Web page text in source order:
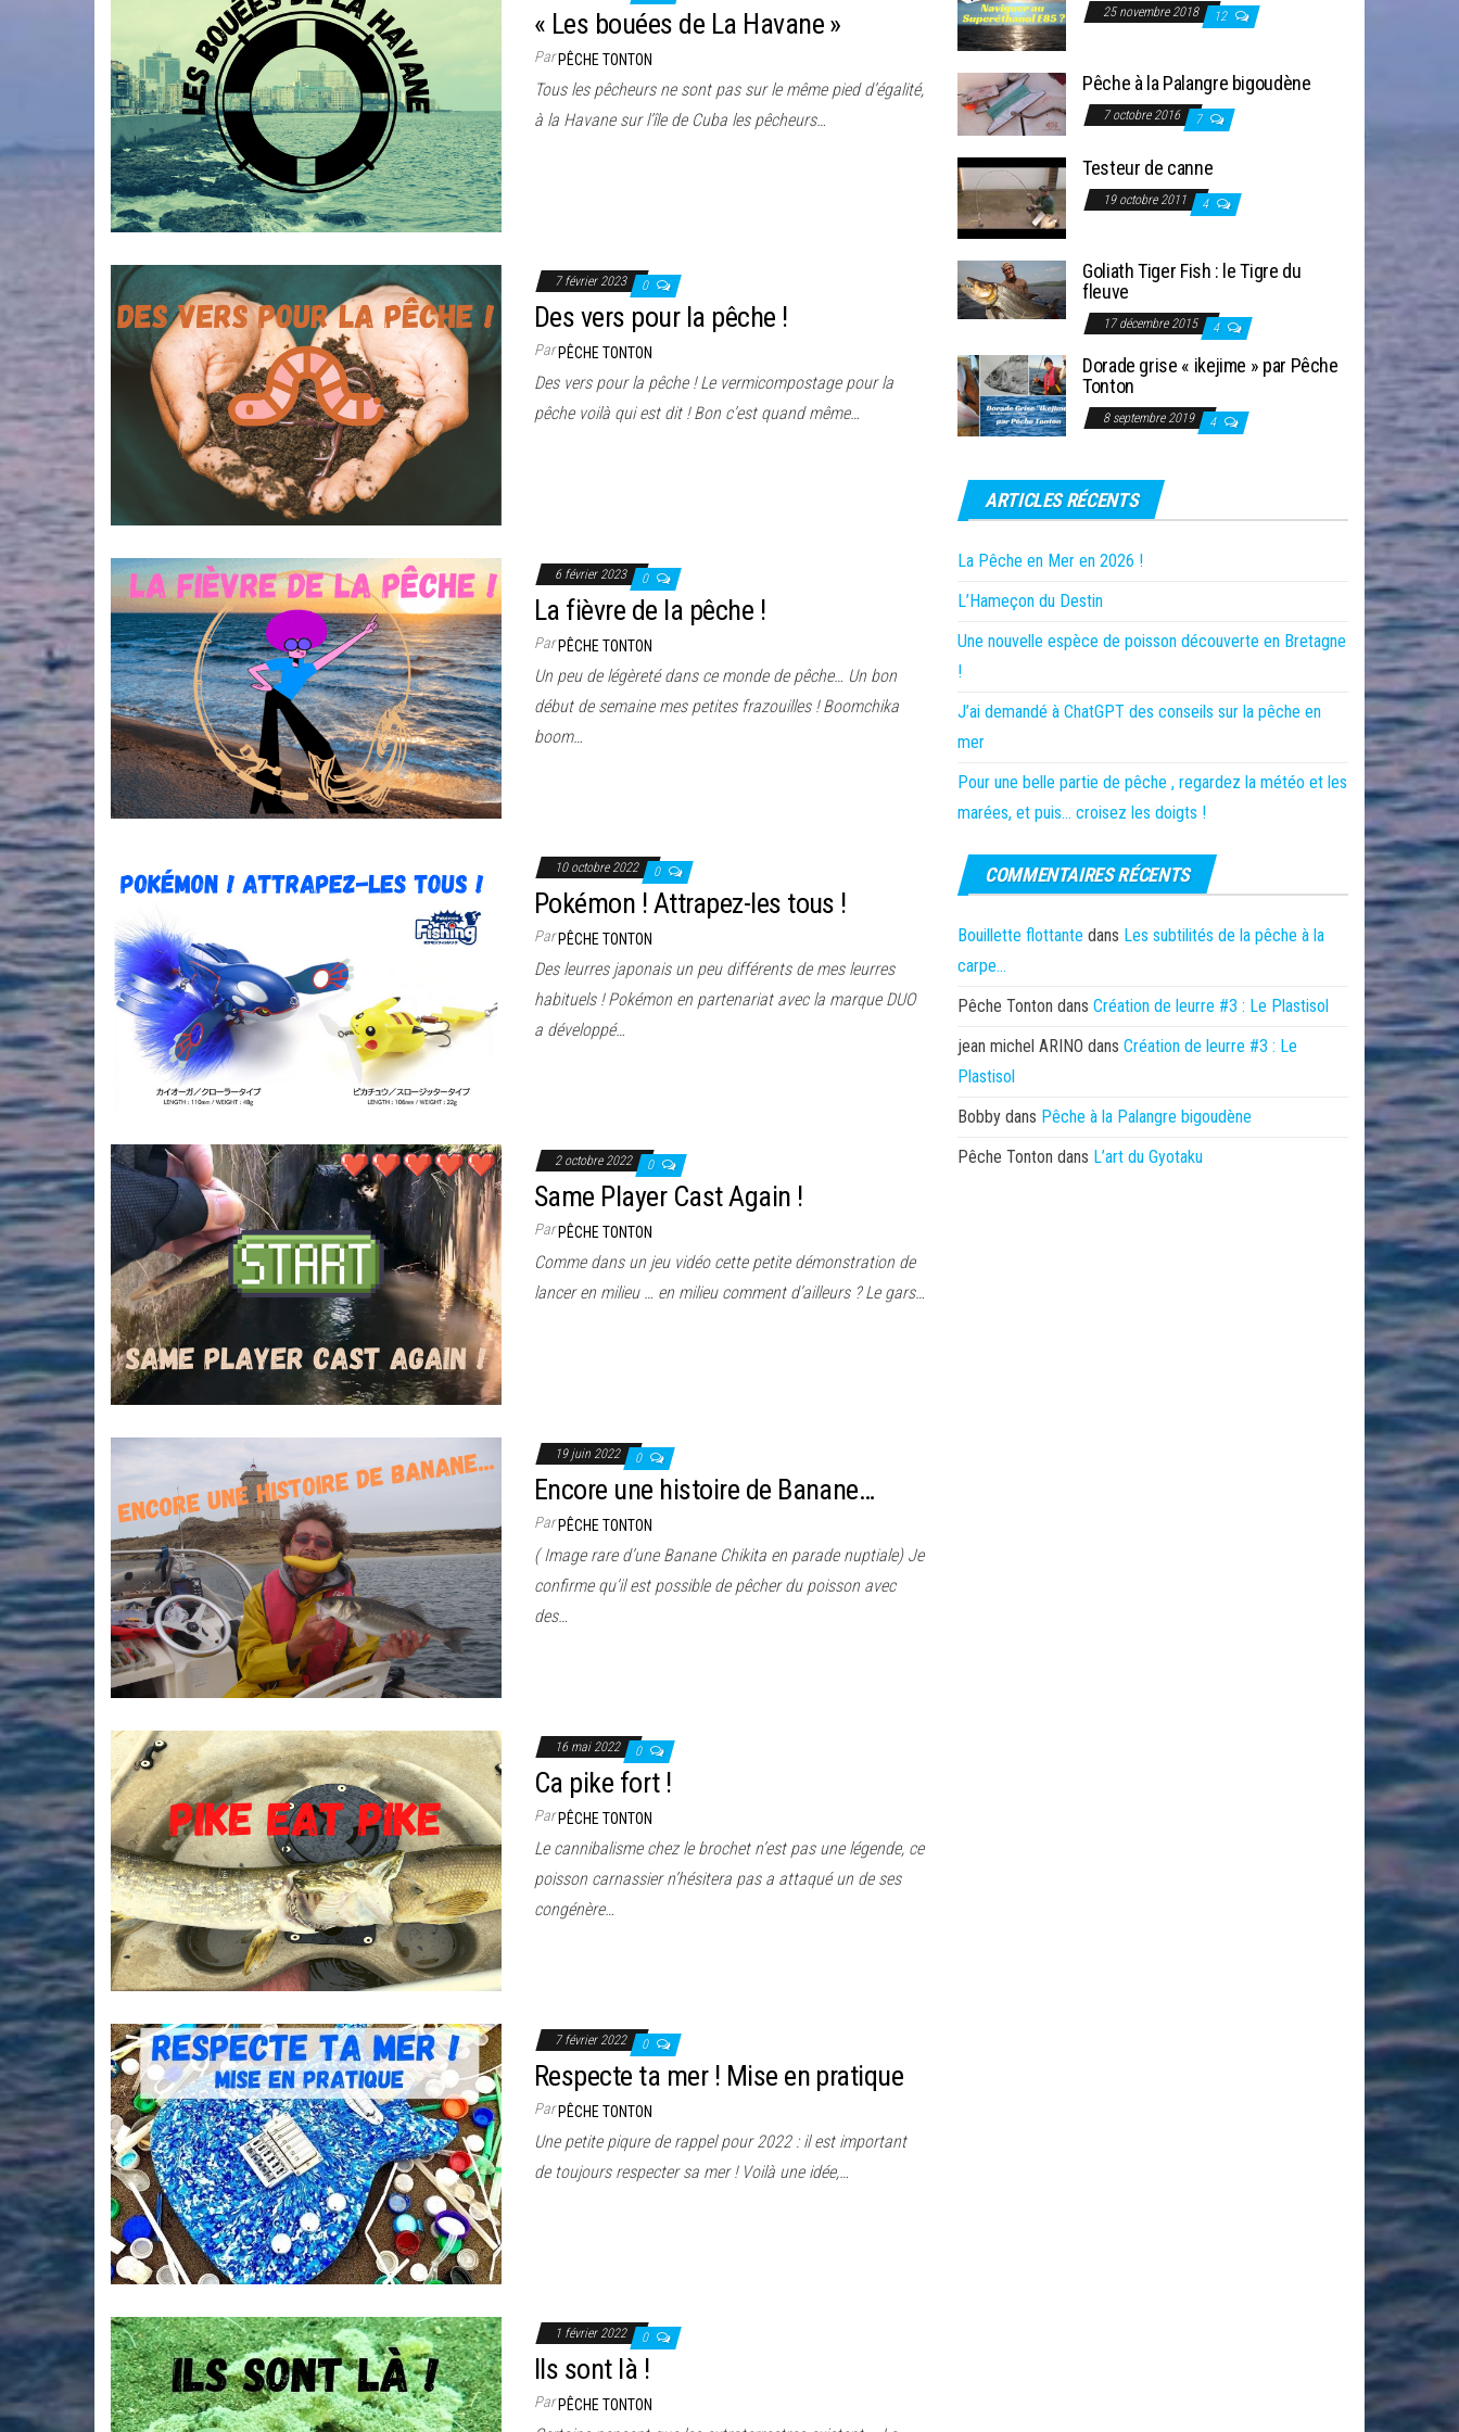
« Les bouées de La Havane »
ParPÊCHE TONTON
Tous les pêcheurs ne sont pas sur le même pied d’égalité,
à la Havane sur l’île de Cuba les pêcheurs…
7 février 2023 0
Des vers pour la pêche !
ParPÊCHE TONTON
Des vers pour la pêche ! Le vermicompostage pour la
pêche voilà qui est dit ! Bon c’est quand même…
6 février 2023 0
La fièvre de la pêche !
ParPÊCHE TONTON
Un peu de légèreté dans ce monde de pêche… Un bon
début de semaine mes petites frazouilles ! Boomchika
boom…
10 octobre 2022 0
Pokémon ! Attrapez-les tous !
ParPÊCHE TONTON
Des leurres japonais un peu différents de mes leurres
habituels ! Pokémon en partenariat avec la marque DUO
a développé…
2 octobre 2022 0
Same Player Cast Again !
ParPÊCHE TONTON
Comme dans un jeu vidéo cette petite démonstration de
lancer en milieu … en milieu comment d’ailleurs ? Le gars…
19 juin 2022 0
Encore une histoire de Banane…
ParPÊCHE TONTON
( Image rare d’une Banane Chikita en parade nuptiale) Je
confirme qu’il est possible de pêcher du poisson avec
des…
16 mai 2022 0
Ca pike fort !
ParPÊCHE TONTON
Le cannibalisme chez le brochet n’est pas une légende, ce
poisson carnassier n’hésitera pas a attaqué un de ses
congénère…
7 février 2022 0
Respecte ta mer ! Mise en pratique
ParPÊCHE TONTON
Une petite piqure de rappel pour 2022 : il est important
de toujours respecter sa mer ! Voilà une idée,…
1 février 2022 0
Ils sont là !
ParPÊCHE TONTON
25 novembre 2018 12
Pêche à la Palangre bigoudène
7 octobre 2016 7
Testeur de canne
19 octobre 2011 4
Goliath Tiger Fish : le Tigre du
fleuve
17 décembre 2015 4
Dorade grise « ikejime » par Pêche
Tonton
8 septembre 2019 4
ARTICLES RÉCENTS
La Pêche en Mer en 2026 !
L’Hameçon du Destin
Une nouvelle espèce de poisson découverte en Bretagne
!
J’ai demandé à ChatGPT des conseils sur la pêche en
mer
Pour une belle partie de pêche , regardez la météo et les
marées, et puis… croisez les doigts !
COMMENTAIRES RÉCENTS
Bouillette flottante dans Les subtilités de la pêche à la
carpe…
Pêche Tonton dans Création de leurre #3 : Le Plastisol
jean michel ARINO dans Création de leurre #3 : Le
Plastisol
Bobby dans Pêche à la Palangre bigoudène
Pêche Tonton dans L’art du Gyotaku